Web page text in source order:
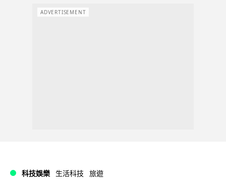
ADVERTISEMENT
科技娛樂 生活科技 旅遊